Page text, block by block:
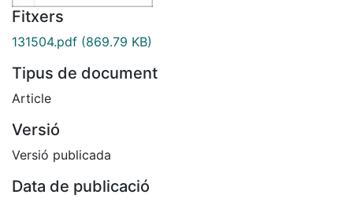
Fitxers
131504.pdf (869.79 KB)
Tipus de document
Article
Versió
Versió publicada
Data de publicació